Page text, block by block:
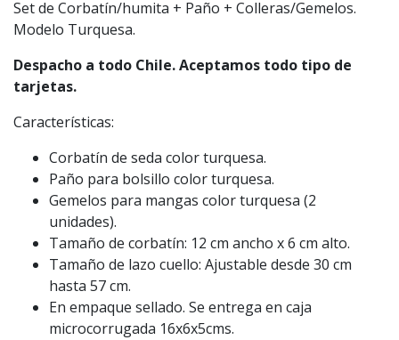
Set de Corbatín/humita + Paño + Colleras/Gemelos.
Modelo Turquesa.
Despacho a todo Chile. Aceptamos todo tipo de
tarjetas.
Características:
Corbatín de seda color turquesa.
Paño para bolsillo color turquesa.
Gemelos para mangas color turquesa (2
unidades).
Tamaño de corbatín: 12 cm ancho x 6 cm alto.
Tamaño de lazo cuello: Ajustable desde 30 cm
hasta 57 cm.
En empaque sellado. Se entrega en caja
microcorrugada 16x6x5cms.